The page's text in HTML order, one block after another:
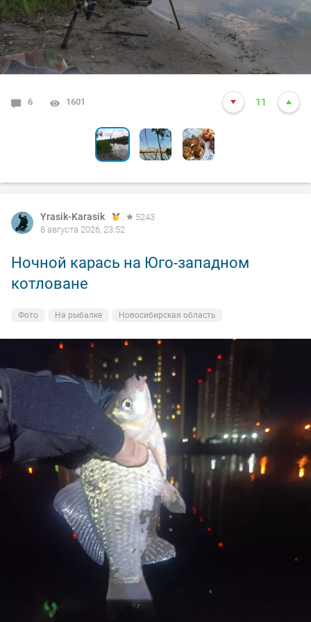
6 1601 11
1 2869 13
4 7915 25
Yrasik-Karasik
5243
8 августа 2026, 23:52
Ночной карась на Юго-западном
котловане
Фото На рыбалке Новосибирская область